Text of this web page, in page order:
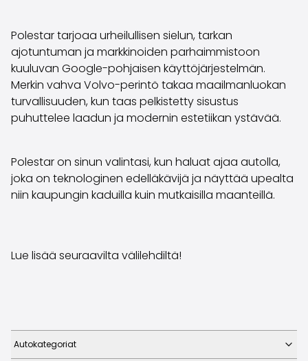
Polestar tarjoaa urheilullisen sielun, tarkan
ajotuntuman ja markkinoiden parhaimmistoon
kuuluvan Google-pohjaisen käyttöjärjestelmän.
Merkin vahva Volvo-perintö takaa maailmanluokan
turvallisuuden, kun taas pelkistetty sisustus
puhuttelee laadun ja modernin estetiikan ystävää.
Polestar on sinun valintasi, kun haluat ajaa autolla,
joka on teknologinen edelläkävijä ja näyttää upealta
niin kaupungin kaduilla kuin mutkaisilla maanteillä.
Lue lisää seuraavilta välilehdiltä!
Autokategoriat